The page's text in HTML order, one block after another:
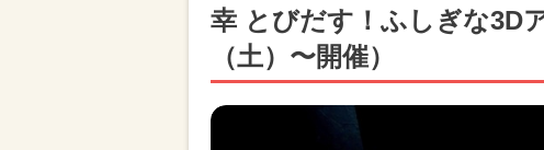
幸 とびだす！ふしぎな3D
（土）〜開催）